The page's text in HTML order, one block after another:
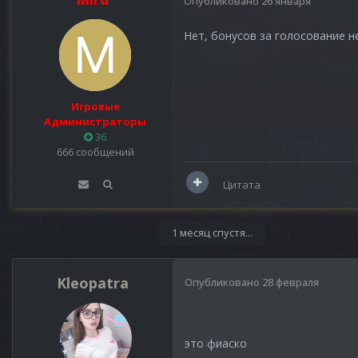
Игровые
Администраторы
36
666 сообщений
Нет, бонусов за голосование
Цитата
1 месяц спустя...
Kleopatra Опубликовано 28 февраля
это фиаско